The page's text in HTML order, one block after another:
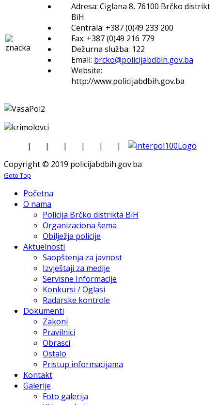
Adresa: Ciglana 8, 76100 Brčko distrikt
BiH
Centrala: +387 (0)49 233 200
Fax: +387 (0)49 216 779
Dežurna služba: 122
Email: brcko@policijabdbih.gov.ba
Website:
http://www.policijabdbih.gov.ba
| | | | |
|
Copyright © 2019 policijabdbih.gov.ba
Goto Top
Početna
O nama
Policija Brčko distrikta BiH
Organizaciona šema
Obilježja policije
Aktuelnosti
Saopštenja za javnost
Izvještaji za medije
Servisne Informacije
Konkursi / Oglasi
Radarske kontrole
Dokumenti
Zakoni
Pravilnici
Obrasci
Ostalo
Pristup informacijama
Kontakt
Galerije
Foto galerija